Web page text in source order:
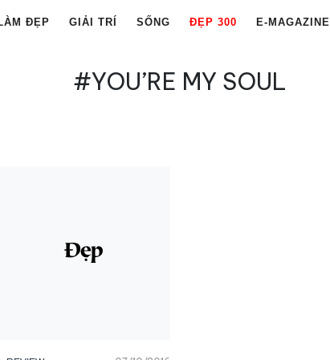
ĐẸP GIẢI TRÍ SỐNG ĐẸP 300 E-MAGAZINE
#YOU’RE MY SOUL